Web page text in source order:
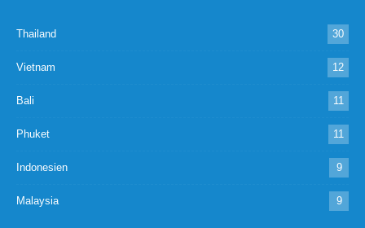
Thailand 30
Vietnam 12
Bali 11
Phuket 11
Indonesien 9
Malaysia 9